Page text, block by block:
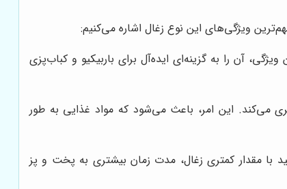
ویژگی‌های این نوع زغال اشاره می‌کنیم:
آن را به گزینه‌ای ایده‌آل برای باربیکیو و کباب‌پزی
می‌کند. این امر، باعث می‌شود که مواد غذایی به طور
با مقدار کمتری زغال، مدت زمان بیشتری به پخت و پز